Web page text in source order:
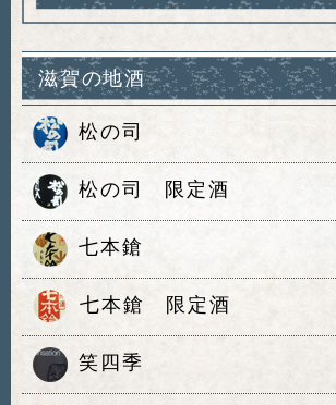
滋賀の地酒
松の司
松の司 限定酒
七本鎗
七本鎗 限定酒
笑四季